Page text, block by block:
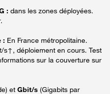
: dans les zones déployées.
: En France métropolitaine.
s↑, déploiement en cours. Test
sur la couverture sur
et Gbit/s (Gigabits par